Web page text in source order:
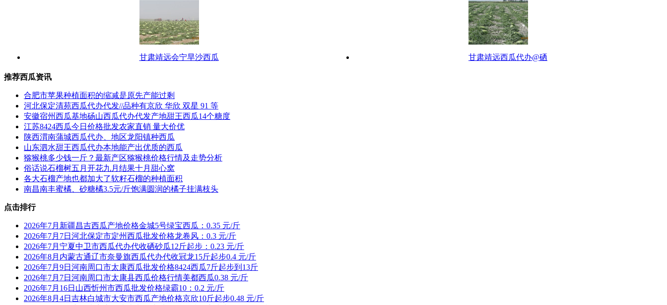
甘肃靖远会宁旱沙西瓜 甘肃靖远西瓜代办@硒
推荐西瓜资讯
合肥市苹果种植面积的缩减是原先产能过剩
河北保定清苑西瓜代办代发//品种有京欣 华欣 双星 91 等
安徽宿州西瓜基地砀山西瓜代办代发产地甜王西瓜14个糖度
江苏8424西瓜今日价格批发农家直销 量大价优
陕西渭南蒲城西瓜代办、地区龙阳镇种西瓜
山东泗水甜王西瓜代办本地能产出优质的西瓜
猕猴桃多少钱一斤？最新产区猕猴桃价格行情及走势分析
俗话说石榴树五月开花九月结果十月甜心窝
各大石榴产地也都加大了软籽石榴的种植面积
南昌南丰蜜橘、砂糖橘3.5元/斤饱满圆润的橘子挂满枝头
点击排行
2026年7月新疆昌吉西瓜产地价格金城5号绿宝西瓜：0.35 元/斤
2026年7月7日河北保定市定州西瓜批发价格龙卷风：0.3 元/斤
2026年7月宁夏中卫市西瓜代办代收硒砂瓜12斤起步：0.23 元/斤
2026年8月内蒙古通辽市奈曼旗西瓜代办代收冠龙15斤起步0.4 元/斤
2026年7月9日河南周口市太康西瓜批发价格8424西瓜7斤起步到13斤
2026年7月7日河南周口市太康县西瓜价格行情美都西瓜0.38 元/斤
2026年7月16日山西忻州市西瓜批发价格绿霸10：0.2 元/斤
2026年8月4日吉林白城市大安市西瓜产地价格京欣10斤起步0.48 元/斤